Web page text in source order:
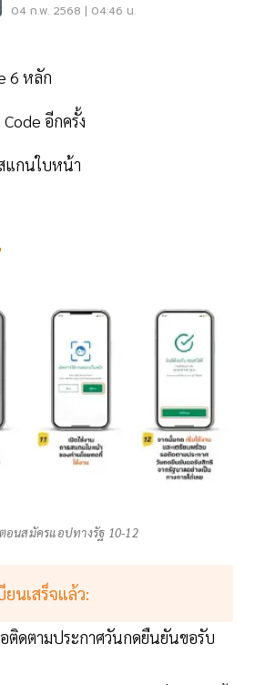
04 ก.พ. 2568 | 04:46 น.
6 หลัก
อีกครั้ง
แกนใบหน้า
อนสมัครแอปทางรัฐ 10-12
ยนเสร็จแล้ว:
ติดตามประกาศวันกดยืนยันขอรับ